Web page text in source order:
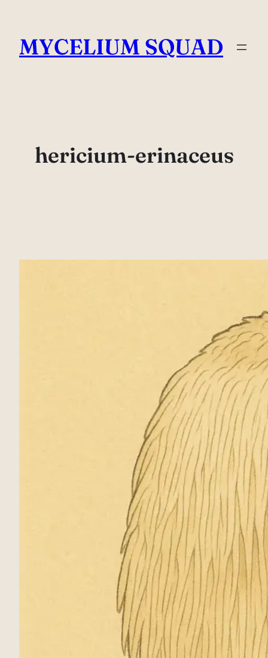
contenido
MYCELIUM SQUAD
hericium-erinaceus